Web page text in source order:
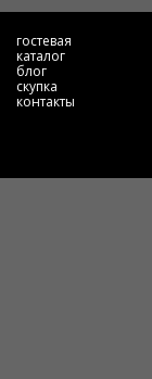
гостевая
каталог
блог
скупка
контакты